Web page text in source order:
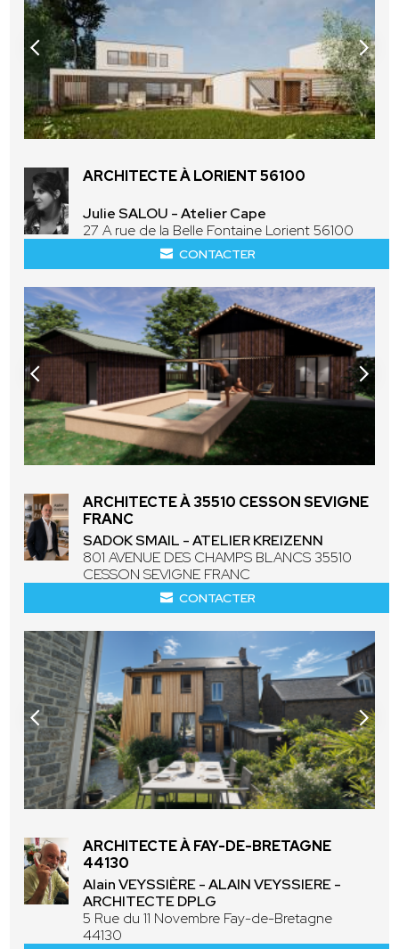
ARCHITECTE À LORIENT 56100
Julie SALOU - Atelier Cape
27 A rue de la Belle Fontaine Lorient 56100
CONTACTER
ARCHITECTE À 35510 CESSON SEVIGNE
FRANC
SADOK SMAIL - ATELIER KREIZENN
801 AVENUE DES CHAMPS BLANCS 35510
CESSON SEVIGNE FRANC
CONTACTER
ARCHITECTE À FAY-DE-BRETAGNE
44130
Alain VEYSSIÈRE - ALAIN VEYSSIERE -
ARCHITECTE DPLG
5 Rue du 11 Novembre Fay-de-Bretagne
44130